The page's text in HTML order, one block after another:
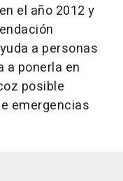
el año 2012 y
a personas
a ponerla en
posible
emergencias